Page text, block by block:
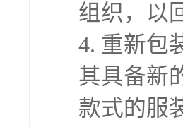
组织，以
4. 重新包
其具备新
款式的服